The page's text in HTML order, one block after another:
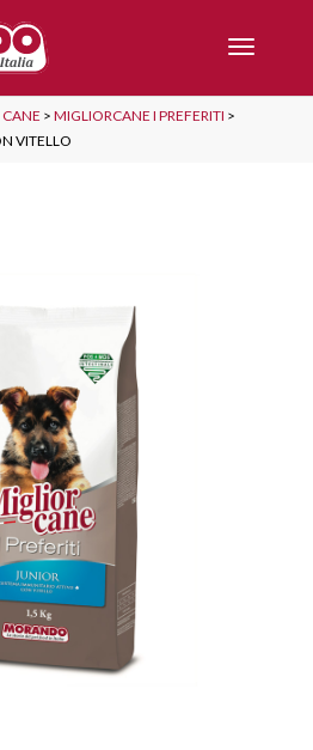
CANE > MIGLIORCANE I PREFERITI >
VITELLO